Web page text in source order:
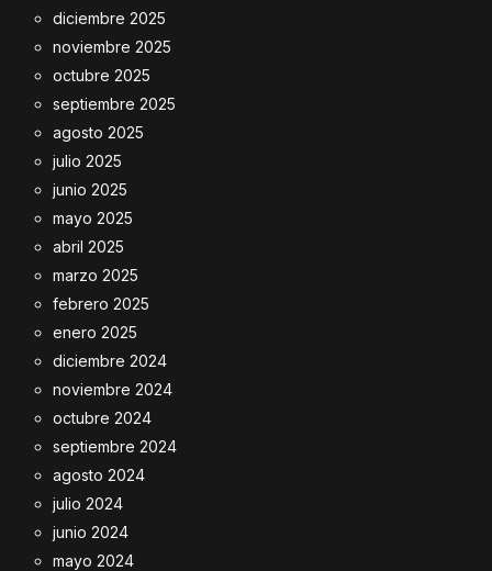
diciembre 2025
noviembre 2025
octubre 2025
septiembre 2025
agosto 2025
julio 2025
junio 2025
mayo 2025
abril 2025
marzo 2025
febrero 2025
enero 2025
diciembre 2024
noviembre 2024
octubre 2024
septiembre 2024
agosto 2024
julio 2024
junio 2024
mayo 2024